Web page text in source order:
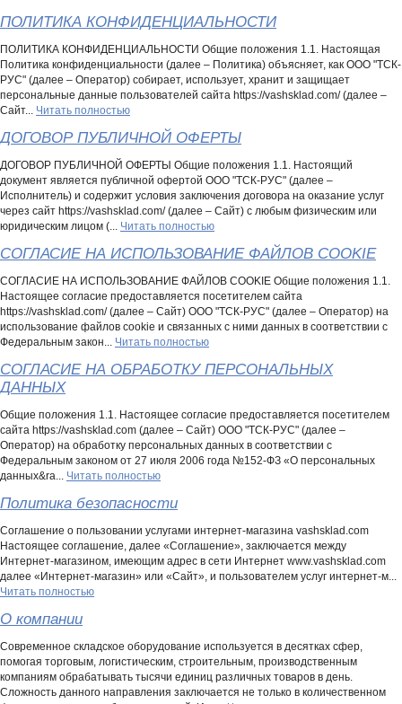
ПОЛИТИКА КОНФИДЕНЦИАЛЬНОСТИ
ПОЛИТИКА КОНФИДЕНЦИАЛЬНОСТИ Общие положения 1.1. Настоящая
Политика конфиденциальности (далее – Политика) объясняет, как ООО "ТСК-
РУС" (далее – Оператор) собирает, использует, хранит и защищает
персональные данные пользователей сайта https://vashsklad.com/ (далее –
Сайт... Читать полностью
ДОГОВОР ПУБЛИЧНОЙ ОФЕРТЫ
ДОГОВОР ПУБЛИЧНОЙ ОФЕРТЫ Общие положения 1.1. Настоящий
документ является публичной офертой ООО "ТСК-РУС" (далее –
Исполнитель) и содержит условия заключения договора на оказание услуг
через сайт https://vashsklad.com/ (далее – Сайт) с любым физическим или
юридическим лицом (... Читать полностью
СОГЛАСИЕ НА ИСПОЛЬЗОВАНИЕ ФАЙЛОВ COOKIE
СОГЛАСИЕ НА ИСПОЛЬЗОВАНИЕ ФАЙЛОВ COOKIE Общие положения 1.1.
Настоящее согласие предоставляется посетителем сайта
https://vashsklad.com/ (далее – Сайт) ООО "ТСК-РУС" (далее – Оператор) на
использование файлов cookie и связанных с ними данных в соответствии с
Федеральным закон... Читать полностью
СОГЛАСИЕ НА ОБРАБОТКУ ПЕРСОНАЛЬНЫХ
ДАННЫХ
Общие положения 1.1. Настоящее согласие предоставляется посетителем
сайта https://vashsklad.com (далее – Сайт) ООО "ТСК-РУС" (далее –
Оператор) на обработку персональных данных в соответствии с
Федеральным законом от 27 июля 2006 года №152-ФЗ «О персональных
данных&ra... Читать полностью
Политика безопасности
Соглашение о пользовании услугами интернет-магазина vashsklad.com
Настоящее соглашение, далее «Соглашение», заключается между
Интернет-магазином, имеющим адрес в сети Интернет www.vashsklad.com
далее «Интернет-магазин» или «Сайт», и пользователем услуг интернет-м...
Читать полностью
О компании
Современное складское оборудование используется в десятках сфер,
помогая торговым, логистическим, строительным, производственным
компаниям обрабатывать тысячи единиц различных товаров в день.
Сложность данного направления заключается не только в количественном